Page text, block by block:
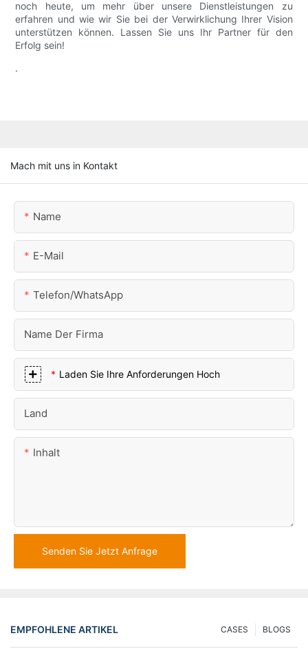
noch heute, um mehr über unsere Dienstleistungen zu
erfahren und wie wir Sie bei der Verwirklichung Ihrer Vision
unterstützen können. Lassen Sie uns Ihr Partner für den
Erfolg sein!
.
Mach mit uns in Kontakt
Name
E-Mail
Telefon/WhatsApp
Name Der Firma
Laden Sie Ihre Anforderungen Hoch
Land
Inhalt
Senden Sie Jetzt Anfrage
EMPFOHLENE ARTIKEL BLOGS
CASES